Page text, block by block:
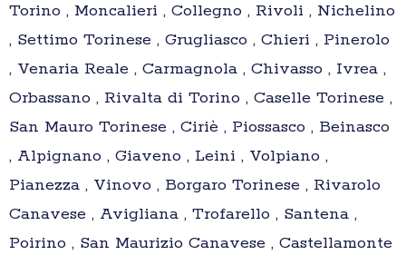
Torino , Moncalieri , Collegno , Rivoli , Nichelino
, Settimo Torinese , Grugliasco , Chieri , Pinerolo
, Venaria Reale , Carmagnola , Chivasso , Ivrea ,
Orbassano , Rivalta di Torino , Caselle Torinese ,
San Mauro Torinese , Ciriè , Piossasco , Beinasco
, Alpignano , Giaveno , Leini , Volpiano ,
Pianezza , Vinovo , Borgaro Torinese , Rivarolo
Canavese , Avigliana , Trofarello , Santena ,
Poirino , San Maurizio Canavese , Castellamonte